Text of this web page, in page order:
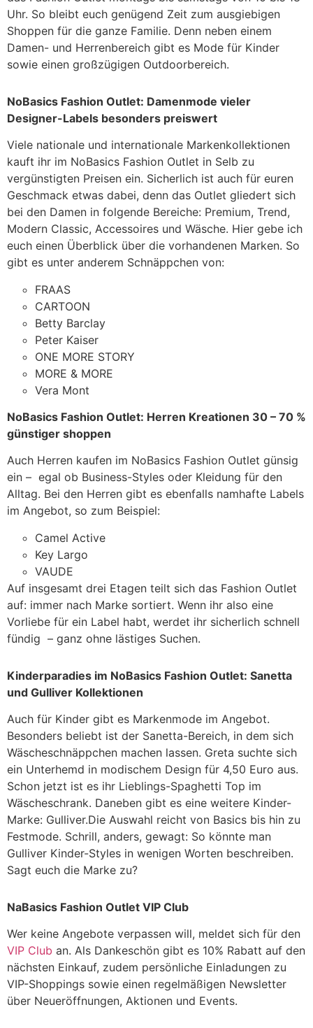
Uhr. So bleibt euch genügend Zeit zum ausgiebigen
Shoppen für die ganze Familie. Denn neben einem
Damen- und Herrenbereich gibt es Mode für Kinder
sowie einen großzügigen Outdoorbereich.
NoBasics Fashion Outlet: Damenmode vieler
Designer-Labels besonders preiswert
Viele nationale und internationale Markenkollektionen
kauft ihr im NoBasics Fashion Outlet in Selb zu
vergünstigten Preisen ein. Sicherlich ist auch für euren
Geschmack etwas dabei, denn das Outlet gliedert sich
bei den Damen in folgende Bereiche: Premium, Trend,
Modern Classic, Accessoires und Wäsche. Hier gebe ich
euch einen Überblick über die vorhandenen Marken. So
gibt es unter anderem Schnäppchen von:
FRAAS
CARTOON
Betty Barclay
Peter Kaiser
ONE MORE STORY
MORE & MORE
Vera Mont
NoBasics Fashion Outlet: Herren Kreationen 30 – 70 %
günstiger shoppen
Auch Herren kaufen im NoBasics Fashion Outlet günsig
ein – egal ob Business-Styles oder Kleidung für den
Alltag. Bei den Herren gibt es ebenfalls namhafte Labels
im Angebot, so zum Beispiel:
Camel Active
Key Largo
VAUDE
Auf insgesamt drei Etagen teilt sich das Fashion Outlet
auf: immer nach Marke sortiert. Wenn ihr also eine
Vorliebe für ein Label habt, werdet ihr sicherlich schnell
fündig – ganz ohne lästiges Suchen.
Kinderparadies im NoBasics Fashion Outlet: Sanetta
und Gulliver Kollektionen
Auch für Kinder gibt es Markenmode im Angebot.
Besonders beliebt ist der Sanetta-Bereich, in dem sich
Wäscheschnäppchen machen lassen. Greta suchte sich
ein Unterhemd in modischem Design für 4,50 Euro aus.
Schon jetzt ist es ihr Lieblings-Spaghetti Top im
Wäscheschrank. Daneben gibt es eine weitere Kinder-
Marke: Gulliver.Die Auswahl reicht von Basics bis hin zu
Festmode. Schrill, anders, gewagt: So könnte man
Gulliver Kinder-Styles in wenigen Worten beschreiben.
Sagt euch die Marke zu?
NaBasics Fashion Outlet VIP Club
Wer keine Angebote verpassen will, meldet sich für den
VIP Club an. Als Dankeschön gibt es 10% Rabatt auf den
nächsten Einkauf, zudem persönliche Einladungen zu
VIP-Shoppings sowie einen regelmäßigen Newsletter
über Neueröffnungen, Aktionen und Events.